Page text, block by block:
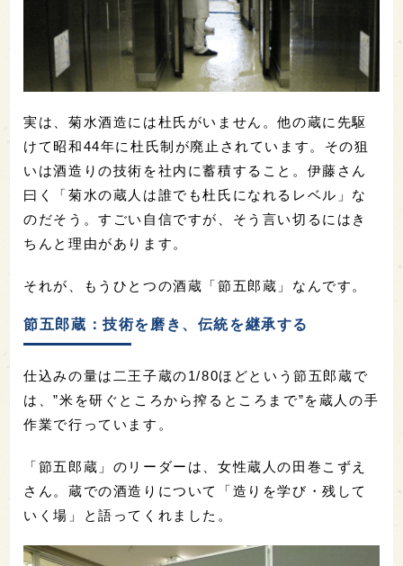
実は、菊水酒造には杜氏がいません。他の蔵に先駆
けて昭和44年に杜氏制が廃止されています。その狙
いは酒造りの技術を社内に蓄積すること。伊藤さん
曰く「菊水の蔵人は誰でも杜氏になれるレベル」な
のだそう。すごい自信ですが、そう言い切るにはき
ちんと理由があります。
それが、もうひとつの酒蔵「節五郎蔵」なんです。
節五郎蔵：技術を磨き、伝統を継承する
仕込みの量は二王子蔵の1/80ほどという節五郎蔵で
は、”米を研ぐところから搾るところまで”を蔵人の手
作業で行っています。
「節五郎蔵」のリーダーは、女性蔵人の田巻こずえ
さん。蔵での酒造りについて「造りを学び・残して
いく場」と語ってくれました。